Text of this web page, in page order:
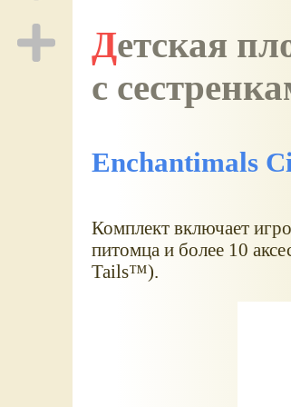
Детская площадка. Игровой набор Enchantimals
с
Enchantimals
Комплект включает
питомца и более 10
Tails™).